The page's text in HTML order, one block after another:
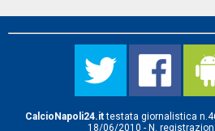
CalcioNapoli24.ittestata giornalistica
18/06/2010 - N.